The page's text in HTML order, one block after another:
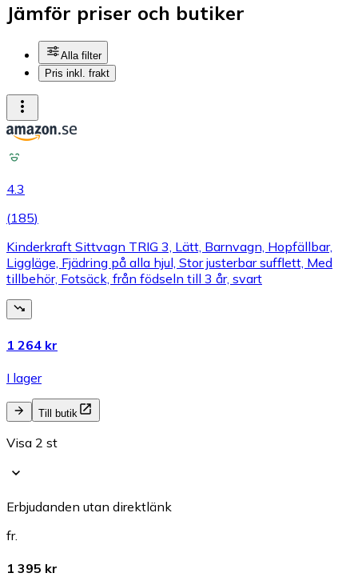
Jämför priser och butiker
Alla filter
Pris inkl. frakt
4.3
(185)
Kinderkraft Sittvagn TRIG 3, Lätt, Barnvagn, Hopfällbar,
Liggläge, Fjädring på alla hjul, Stor justerbar sufflett, Med
tillbehör, Fotsäck, från födseln till 3 år, svart
1 264 kr
I lager
Till butik
Visa 2 st
Erbjudanden utan direktlänk
fr.
1 395 kr